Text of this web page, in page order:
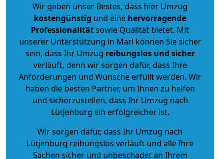
Wir geben unser Bestes, dass hier Umzug
kostengünstig und eine hervorragende
Professionalitätsowie Qualität bietet. Mit
unserer Unterstützung in Marl können Sie sicher
sein, dass Ihr Umzug reibungslos und sicher
verläuft, denn wir sorgen dafür, dass Ihre
Anforderungen und Wünsche erfüllt werden. Wir
haben die besten Partner, um Ihnen zu helfen
und sicherzustellen, dass Ihr Umzug nach
Lütjenburg ein erfolgreicher ist.
Wir sorgen dafür, dass Ihr Umzug nach
Lütjenburg reibungslos verläuft und alle Ihre
Sachen sicher und unbeschadet an Ihrem